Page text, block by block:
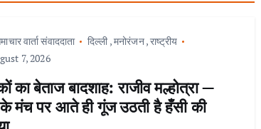
वार्ता संवाददाता दिल्ली,मनोरंजन,राष्ट्रीय
7, 2026
का बेताज बादशाह: राजीव मल्होत्रा —
मंच पर आते ही गूंज उठती है हँसी की